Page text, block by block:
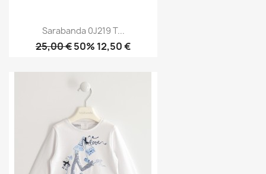
Sarabanda 0J219 T...
25,00 €50% 12,50 €